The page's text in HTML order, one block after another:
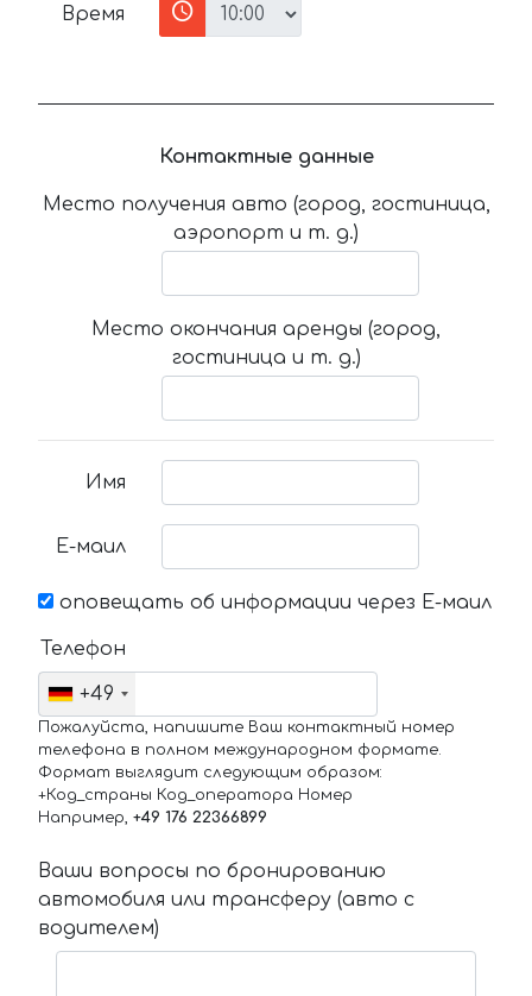
Время
Контактные данные
Место получения авто (город, гостиница,
аэропорт и т. д.)
Место окончания аренды (город,
гостиница и т. д.)
Имя
Е-маил
оповещать об информации через Е-маил
Телефон
+49
Пожалуйста, напишите Ваш контактный номер
телефона в полном международном формате.
Формат выглядит следующим образом:
+Код_страны Код_оператора Номер
Например, +49 176 22366899
Ваши вопросы по бронированию
автомобиля или трансферу (авто с
водителем)